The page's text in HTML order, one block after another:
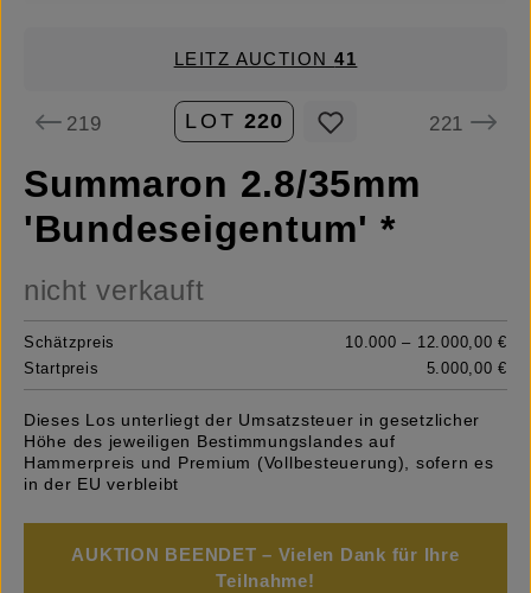
LEITZ AUCTION41
219 LOT 220 221
Summaron 2.8/35mm
'Bundeseigentum' *
nicht verkauft
Schätzpreis
10.000 – 12.000,00 €
Startpreis
5.000,00 €
Dieses Los unterliegt der Umsatzsteuer in gesetzlicher
Höhe des jeweiligen Bestimmungslandes auf
Hammerpreis und Premium (Vollbesteuerung), sofern es
in der EU verbleibt
AUKTION BEENDET – Vielen Dank für Ihre
Teilnahme!